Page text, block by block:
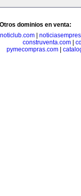
Otros dominios en venta:
noticlub.com|
construventa.com|
pymecompras.com|